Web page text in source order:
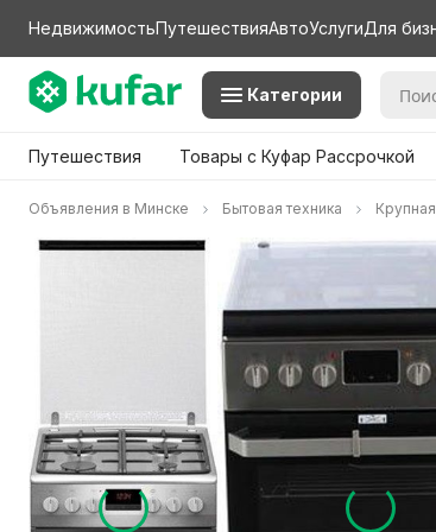
НедвижимостьПутешествияАвтоУслугиДля
Категории
Путешествия Товары с Куфар Рассрочкой
Объявления в Минске Бытовая техника